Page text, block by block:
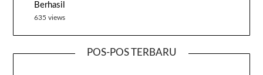
Berhasil
635 views
POS-POS TERBARU